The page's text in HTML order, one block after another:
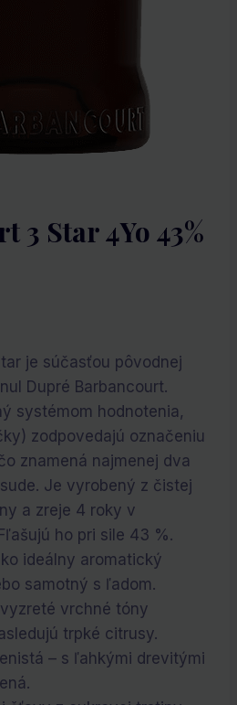
3 Star 4Yo 43%
je súčasťou pôvodnej
Dupré Barbancourt.
systémom hodnotenia,
zodpovedajú označeniu
znamená najmenej dva
Je vyrobený z čistej
a zreje 4 roky v
ho pri sile 43 %.
ideálny aromatický
samotný s ľadom.
vrchné tóny
trpké citrusy.
– s ľahkými drevitými